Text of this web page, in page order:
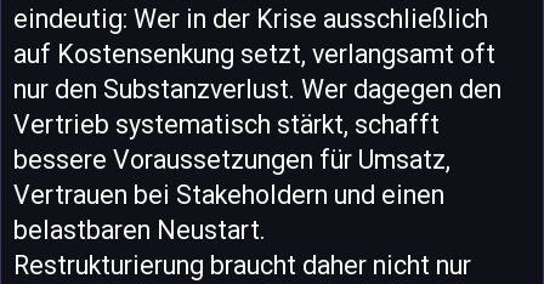
eindeutig: Wer in der Krise ausschließlich
auf Kostensenkung setzt, verlangsamt oft
nur den Substanzverlust. Wer dagegen den
Vertrieb systematisch stärkt, schafft
bessere Voraussetzungen für Umsatz,
Vertrauen bei Stakeholdern und einen
belastbaren Neustart.
Restrukturierung braucht daher nicht nur